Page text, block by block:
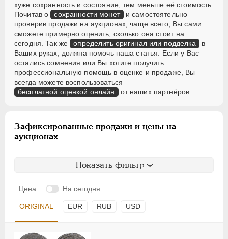
хуже сохранность и состояние, тем меньше её стоимость.
Почитав о сохранности монет и самостоятельно
проверив продажи на аукционах, чаще всего, Вы сами
сможете примерно оценить, сколько она стоит на
сегодня. Так же определить оригинал или подделка в
Ваших руках, должна помочь наша статья. Если у Вас
остались сомнения или Вы хотите получить
профессиональную помощь в оценке и продаже, Вы
всегда можете воспользоваться
бесплатной оценкой онлайн от наших партнёров.
Зафиксированные продажи и цены на
аукционах
Показать фильтр
Цена: На сегодня
ORIGINAL EUR RUB USD